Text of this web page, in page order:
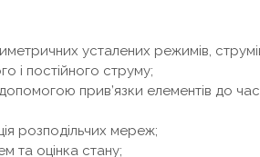
усталених режимів,
і постійного струму;
прив’язки елементів до
розподільчих мереж;
та оцінка стану;